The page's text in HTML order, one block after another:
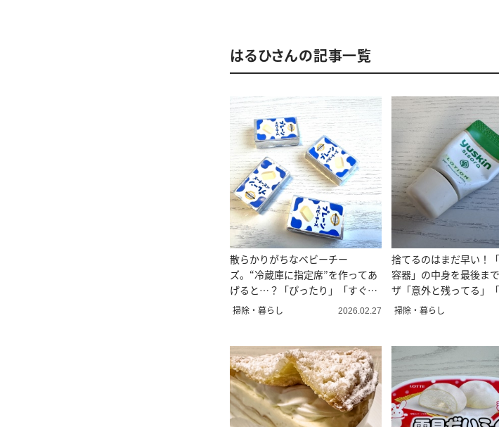
はるひさんの記事一覧
散らかりがちなベビーチー
ズ。“冷蔵庫に指定席”を作ってあ
げると…？「ぴったり」「すぐ取
り出せる」
掃除・暮らし 2026.02.27
捨てるのはまだ早い！
容器」の中身を最後ま
ザ「意外と残ってる」
し」
掃除・暮らし